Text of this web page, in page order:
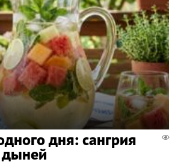
дня: сангрия
дыней